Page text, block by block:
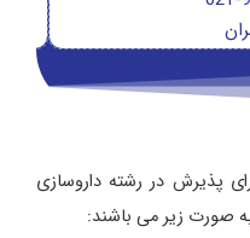
پذیرش در رشته داروسازی
صورت زیر می باشند: